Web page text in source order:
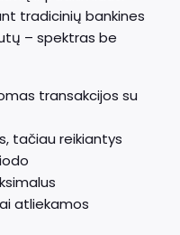
tradicinių bankines
– spektras be
transakcijos su
tačiau reikiantys
atliekamos